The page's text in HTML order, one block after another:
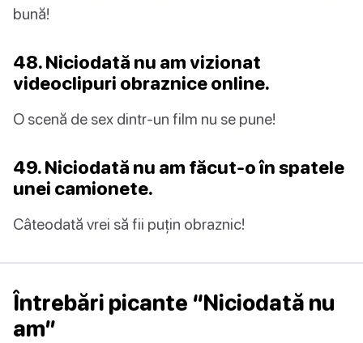
bună!
48. Niciodată nu am vizionat
videoclipuri obraznice online.
O scenă de sex dintr-un film nu se pune!
49. Niciodată nu am făcut-o în spatele
unei camionete.
Câteodată vrei să fii puțin obraznic!
Întrebări picante “Niciodată nu
am”